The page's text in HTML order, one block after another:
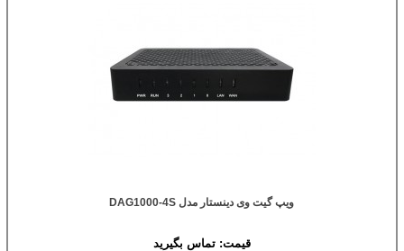
ویپ گیت وی دینستار مدل DAG1000-4S
قیمت:تماس بگیرید